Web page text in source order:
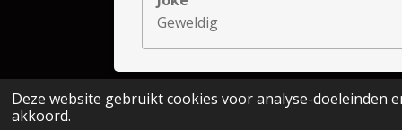
Deze website gebruikt cookies voor analyse-doeleinden
akkoord.
Geweldig
© 2022 - 2026 Janice EVE Life